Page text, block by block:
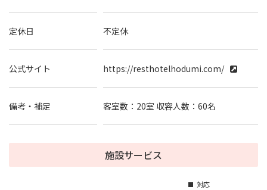
定休日 不定休
公式サイト https://resthotelhodumi.com/
備考・補足 客室数：20室 収容人数：60名
施設サービス
■ 対応